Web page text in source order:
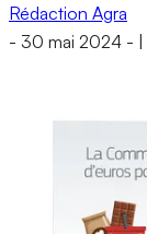
Rédaction Agra
- 30 mai 2024 -